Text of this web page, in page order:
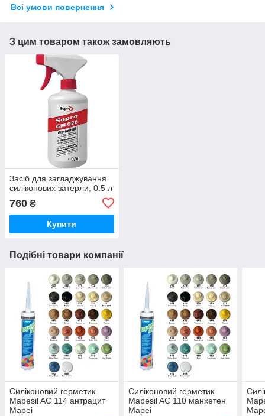
Всі умови повернення
З цим товаром також замовляють
Засіб для загладжування
силіконових затерли, 0.5 л
760 ₴
Купити
Подібні товари компанії
Силіконовий герметик
Mapesil AC 114 антрацит
Mapei
Силіконовий герметик
Mapesil AC 110 манхетен
Mapei